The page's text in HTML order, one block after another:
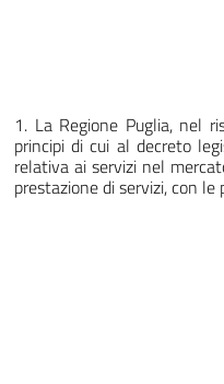
1. La Regione Puglia, nel
principi di cui al decreto
relativa ai servizi nel
prestazione di servizi, con